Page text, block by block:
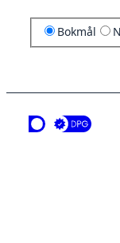
Bokmål